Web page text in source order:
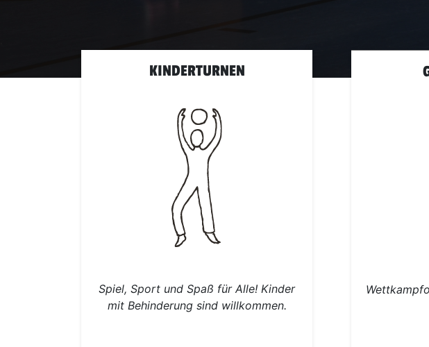
KINDERTURNEN
Spiel, Sport und Spaß für Alle! Kinder
mit Behinderung sind willkommen.